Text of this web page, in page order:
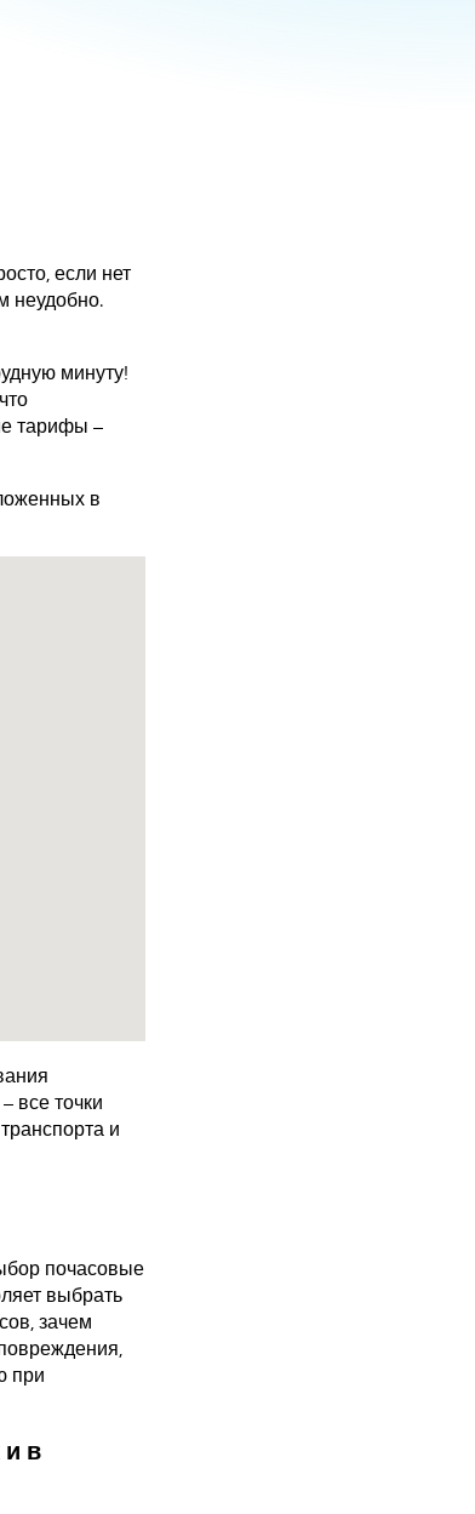
если нет
неудобно.
минуту!
тарифы –
в
все точки
и
почасовые
выбрать
зачем
при
в